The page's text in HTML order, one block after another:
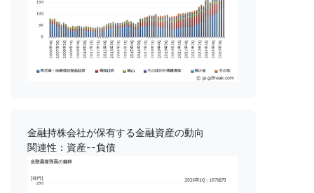
金融持株会社が保有する金融資産の動向
関連性：資産--負債